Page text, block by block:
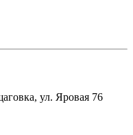
ул. Яровая 76